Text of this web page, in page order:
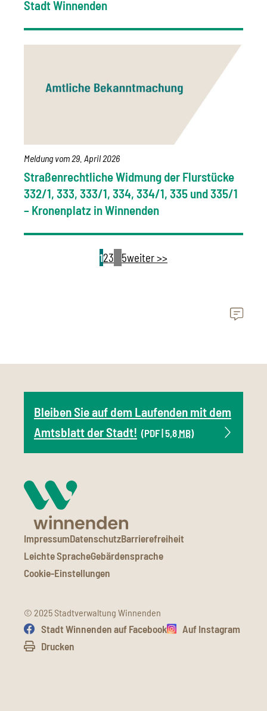
Stadt Winnenden
Meldung vom 29. April 2026
Straßenrechtliche Widmung der Flurstücke
332/1, 333, 333/1, 334, 334/1, 335 und 335/1
– Kronenplatz in Winnenden
123 5weiter >>
Bleiben Sie auf dem Laufenden mit dem
Amtsblatt der Stadt! (PDF | 5,8 MB)
ImpressumDatenschutzBarrierefreiheit
Leichte SpracheGebärdensprache
Cookie-Einstellungen
© 2025 Stadtverwaltung Winnenden
Stadt Winnenden auf Facebook
Auf Instagram
Drucken